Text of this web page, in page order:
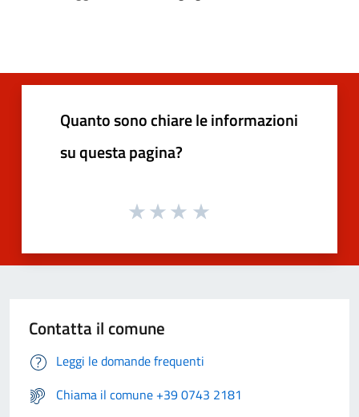
Quanto sono chiare le informazioni
su questa pagina?
Contatta il comune
Leggi le domande frequenti
Chiama il comune +39 0743 2181